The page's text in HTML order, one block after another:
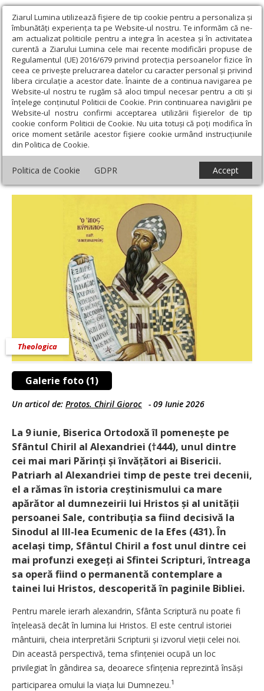
Ziarul Lumina utilizează fişiere de tip cookie pentru a personaliza și
îmbunătăți experiența ta pe Website-ul nostru. Te informăm că ne-
am actualizat politicile pentru a integra în acestea și în activitatea
curentă a Ziarului Lumina cele mai recente modificări propuse de
Regulamentul (UE) 2016/679 privind protecția persoanelor fizice în
ceea ce privește prelucrarea datelor cu caracter personal și privind
libera circulație a acestor date. Înainte de a continua navigarea pe
Website-ul nostru te rugăm să aloci timpul necesar pentru a citi și
înțelege conținutul Politicii de Cookie. Prin continuarea navigării pe
Website-ul nostru confirmi acceptarea utilizării fişierelor de tip
cookie conform Politicii de Cookie. Nu uita totuși că poți modifica în
orice moment setările acestor fişiere cookie urmând instrucțiunile
din Politica de Cookie.
Politica de Cookie GDPR Accept
Ziarul Lumina › Teologie și spiritualitate › Theologica › Sfințenia
- participare la viața lui Dumnezeu în teologia Sfântului Chiril al
Alexandriei
Sfințenia - participare la viața lui
Dumnezeu în teologia Sfântului Chiril al
Alexandriei
Galerie foto (1)
Theologica
Un articol de: Protos. Chiril Gioroc - 09 Iunie 2026
La 9 iunie, Biserica Ortodoxă îl pomenește pe
Sfântul Chiril al Alexandriei (†444), unul dintre
cei mai mari Părinți și învățători ai Bisericii.
Patriarh al Alexandriei timp de peste trei decenii,
el a rămas în istoria creștinis­mului ca mare
apărător al dumnezeirii lui Hristos și al unității
persoanei Sale, contri­bu­ția sa fiind decisivă la
Sinodul al III-lea Ecumenic de la Efes (431). În
același timp, Sfântul Chiril a fost unul dintre cei
mai profunzi exegeți ai Sfintei Scripturi, întreaga
sa operă fiind o permanentă contemplare a
tainei lui Hristos, descoperită în paginile Bibliei.
Pentru marele ierarh alexandrin, Sfânta Scriptură nu poate fi
înțeleasă decât în lumina lui Hristos. El este centrul istoriei
mântuirii, cheia interpretării Scripturii și izvorul vieții celei noi.
Din această perspectivă, tema sfințeniei ocupă un loc
privilegiat în gândirea sa, deoarece sfințenia reprezintă însăși
participarea omului la viața lui Dumnezeu.1